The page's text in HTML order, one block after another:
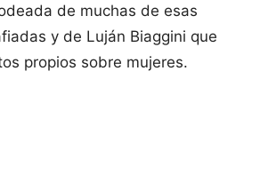
de muchas de esas
y de Luján Biaggini que
propios sobre mujeres.